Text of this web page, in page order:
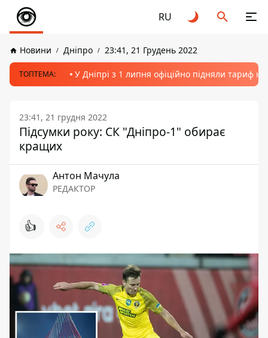
RU
Новини Дніпро 23:41, 21 Грудень 2022
ТОПТЕМА: У Дніпрі з 1 липня офіційно підняли тариф
23:41, 21 грудня 2022
Підсумки року: СК "Дніпро-1" обирає
кращих
Антон Мачула
РЕДАКТОР
👍